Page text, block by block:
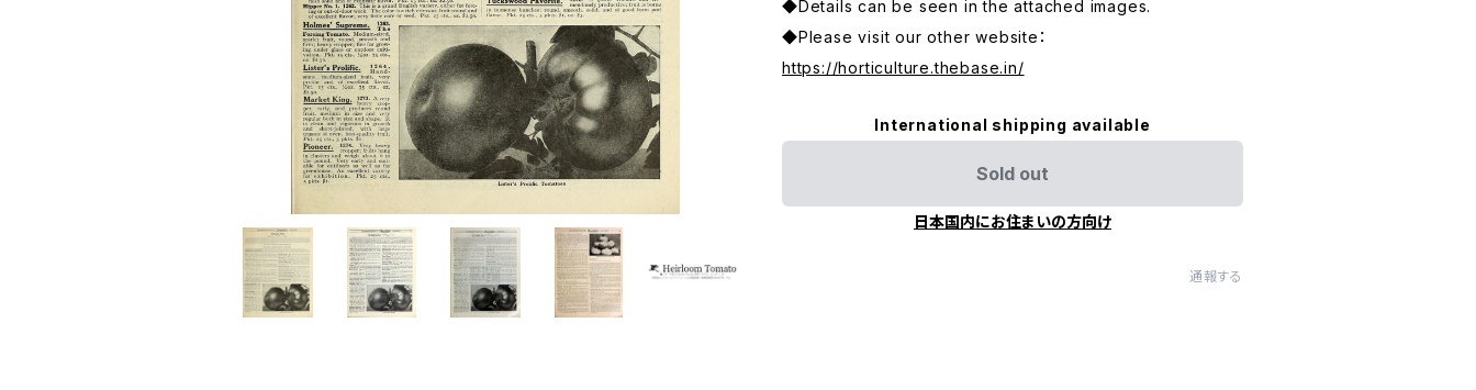
◆Details can be seen in the attached images.
◆Please visit our other website：
https://horticulture.thebase.in/
International shipping available
Sold out
日本国内にお住まいの方向け
通報する